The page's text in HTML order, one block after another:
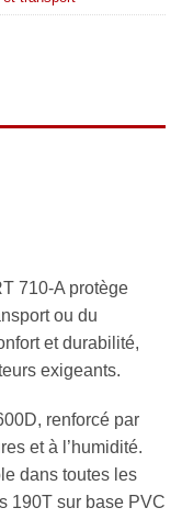
710-A protège
ou du
et durabilité,
exigeants.
renforcé par
et à l’humidité.
dans toutes les
190T sur base PVC